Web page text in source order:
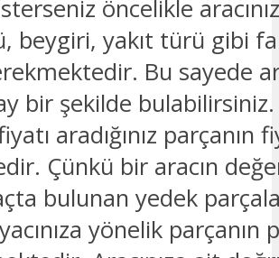
öncelikle
beygiri, yakıt türü gibi
Bu sayede
bir şekilde bulabilirsiniz.
aradığınız parçanın
Çünkü bir aracın
bulunan yedek
yönelik parçanın